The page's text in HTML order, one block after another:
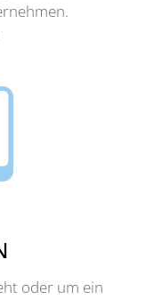
oder um ein